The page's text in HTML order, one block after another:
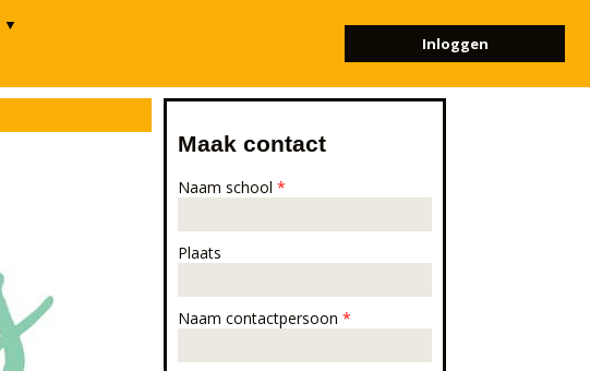
▼
Inloggen
Maak contact
Naam school *
Plaats
Naam contactpersoon *